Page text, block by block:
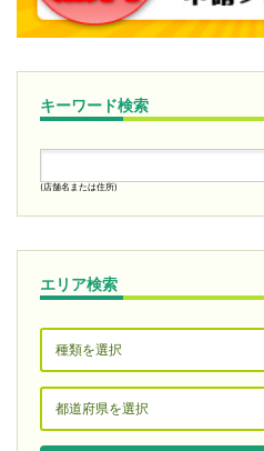
キーワード検索
(店舗名または住所)
エリア検索